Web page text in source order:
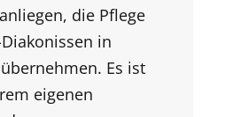
die Pflege
in
Es ist
eigenen